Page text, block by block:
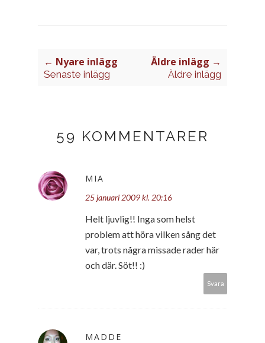
← Nyare inlägg
Senaste inlägg
Äldre inlägg →
Äldre inlägg
59 KOMMENTARER
MIA
25 januari 2009 kl. 20:16
Helt ljuvlig!! Inga som helst
problem att höra vilken sång det
var, trots några missade rader här
och där. Söt!! :)
Svara
MADDE